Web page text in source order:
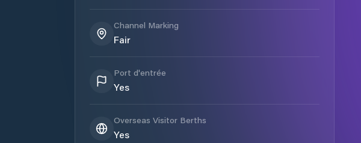
Channel Marking
Fair
Port d'entrée
Yes
Overseas Visitor Berths
Yes